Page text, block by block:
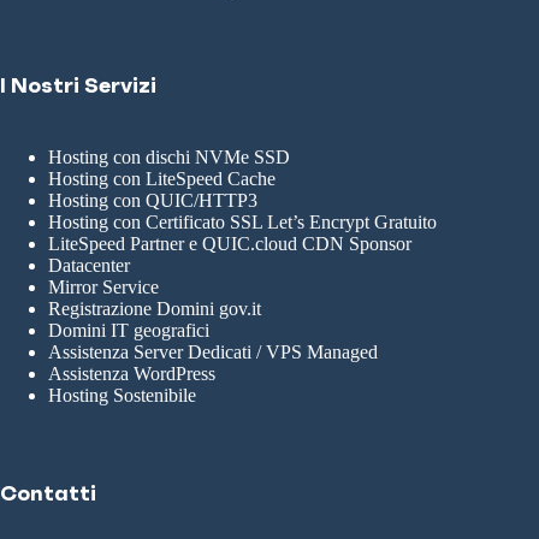
I Nostri Servizi
Hosting con dischi NVMe SSD
Hosting con LiteSpeed Cache
Hosting con QUIC/HTTP3
Hosting con Certificato SSL Let’s Encrypt Gratuito
LiteSpeed Partner e QUIC.cloud CDN Sponsor
Datacenter
Mirror Service
Registrazione Domini gov.it
Domini IT geografici
Assistenza Server Dedicati / VPS Managed
Assistenza WordPress
Hosting Sostenibile
Contatti